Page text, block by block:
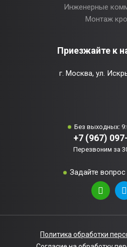
Инженерные
Монтаж
Приезжайте к
г. Москва, ул.
Без выходных:
+7 (967)
Перезвоним за
Задайте вопрос
Политика обработки